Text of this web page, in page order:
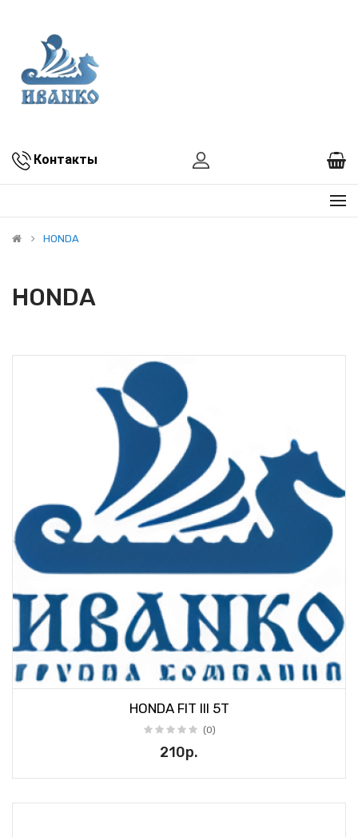
Контакты
HONDA
HONDA
HONDA FIT III 5T
(0)
210р.